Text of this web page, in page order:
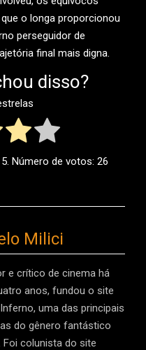
o longa proporcionou
perseguidor de
final mais digna.
disso?
Número de votos: 26
Milici
e crítico de cinema há
anos, fundou o site
uma das principais
do gênero fantástico
Foi colunista do site